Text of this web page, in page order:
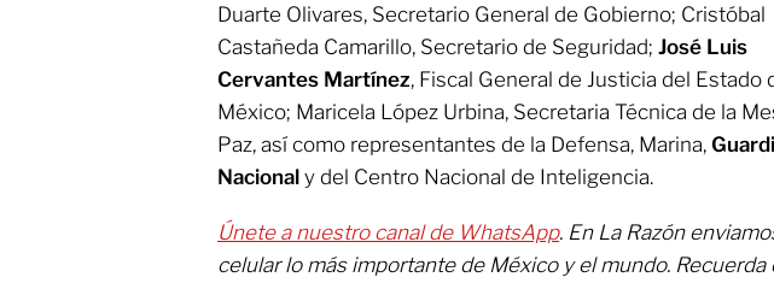
Duarte Olivares, Secretario General de Gobierno; Cristóbal
Castañeda Camarillo, Secretario de Seguridad; José Luis
Cervantes Martínez, Fiscal General de Justicia del Estado
México; Maricela López Urbina, Secretaria Técnica de la
Paz, así como representantes de la Defensa, Marina,
Nacional y del Centro Nacional de Inteligencia.
Únete a nuestro canal de WhatsApp. En La Razón
celular lo más importante de México y el mundo. Recuerda